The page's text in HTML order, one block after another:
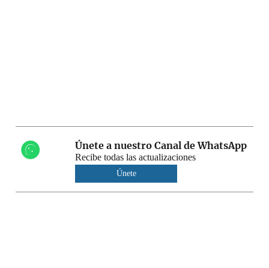
Únete a nuestro Canal de WhatsApp
Recibe todas las actualizaciones
Únete